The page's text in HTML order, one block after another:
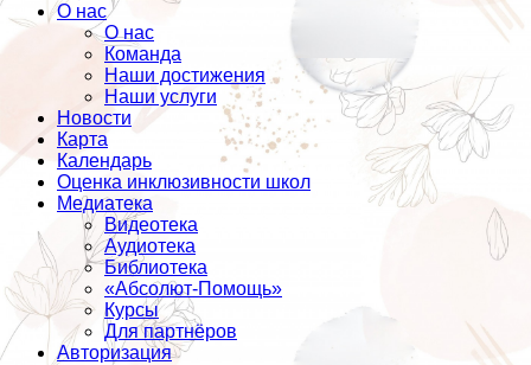
О нас
О нас
Команда
Наши достижения
Наши услуги
Новости
Карта
Календарь
Оценка инклюзивности школ
Медиатека
Видеотека
Аудиотека
Библиотека
«Абсолют-Помощь»
Курсы
Для партнёров
Авторизация